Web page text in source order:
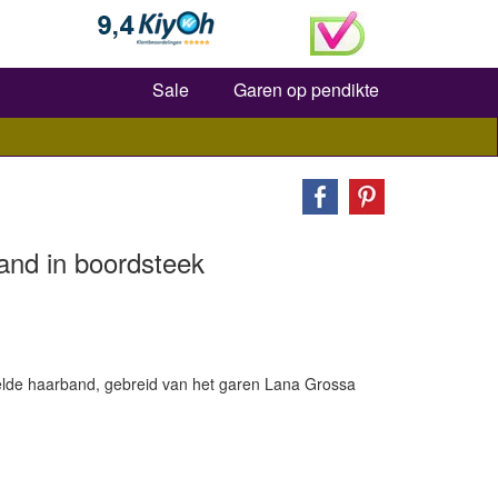
Zoeken
Sale Garen op pendikte
in boordsteek
haarband, gebreid van het garen Lana Grossa